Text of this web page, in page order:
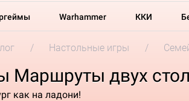
Warhammer ККИ
Настольные игры
Маршруты двух
как на ладони!